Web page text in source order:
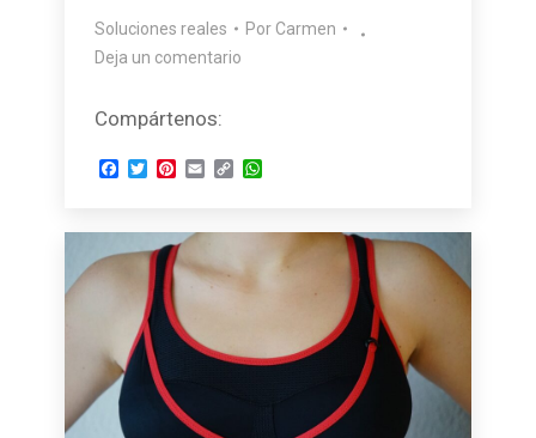
Soluciones reales Por Carmen
Deja un comentario
Compártenos:
Facebook
TwitterPinterest
EmailCopyWhatsApp